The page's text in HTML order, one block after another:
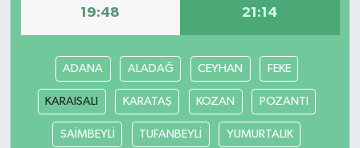
19:48 21:14
ADANA ALADAĞ CEYHAN FEKE
KARAISALI KARATAŞ KOZAN POZANTI
SAİMBEYLİ TUFANBEYLİ YUMURTALIK
Teknoloji